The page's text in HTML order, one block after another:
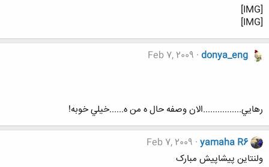
[IMG]
[IMG]
donya_eng
Feb 7, 2009
رهايي................الان وصفه حال ه من ه......خيلي خوبه!
yamaha R6
Feb 7, 2009
ولنتاین پیشاپیش مبارک